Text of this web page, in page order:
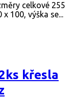
celkové 255
100, výška se...
křesla